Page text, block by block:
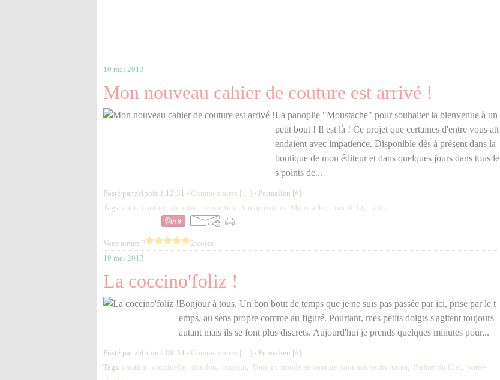
10 mai 2013
Mon nouveau cahier de couture est arrivé !
La panoplie "Moustache" pour souhaiter la bienvenue à un
petit bout ! Il est là ! Ce projet que certaines d'entre vous att
endaient avec impatience. Disponible dès à présent dans la
boutique de mon éditeur et dans quelques jours dans tous le
s points de...
Posté par zelphie à 12:31 - Commentaires [… ] - Permalien [#]
Tags: chat, couture, doudou, couverture, Créapassions, Moustache, tour de lit, tapis
Vous aimez ?
2 votes
10 mai 2013
La coccino'foliz !
Bonjour à tous, Un bon bout de temps que je ne suis pas passée par ici, prise par le t
emps, au sens propre comme au figuré. Pourtant, mes petits doigts s'agitent toujours
autant mais ils se font plus discrets. Aujourd'hui je prends quelques minutes pour...
Posté par zelphie à 09:34 - Commentaires [… ] - Permalien [#]
Tags: couture, coccinelle, doudou, coussin, Tout un monde en couture pour nos petits lutins, Parfum du Ciel, porte-